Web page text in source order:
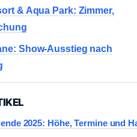
& Aqua Park: Zimmer,
Show-Ausstieg nach
2025: Höhe, Termine und